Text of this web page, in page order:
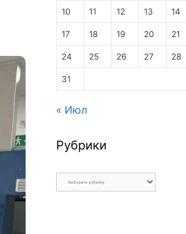
10 11 12 13 14
17 18 19 20 21
24 25 26 27 28
31
« Июл
Рубрики